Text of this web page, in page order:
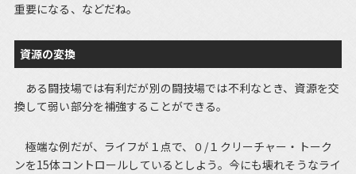
重要になる、などだね。
資源の変換
ある闘技場では有利だが別の闘技場では不利なとき、資源を交
換して弱い部分を補強することができる。
極端な例だが、ライフが１点で、０/１クリーチャー・トーク
ンを15体コントロールしているとしよう。今にも壊れそうなライ